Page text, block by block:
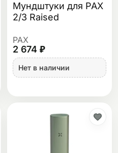
Мундштуки для PAX
2/3 Raised
PAX
2 674 ₽
Нет в наличии